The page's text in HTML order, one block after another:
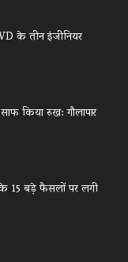
के तीन इंजीनियर
किया रुख: गौलापार
15 बड़े फैसलों पर लगी